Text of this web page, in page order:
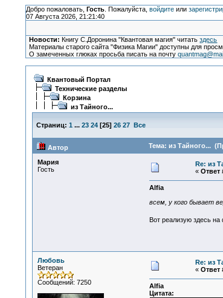
Добро пожаловать, Гость. Пожалуйста, войдитеили
07 Августа 2026, 21:21:40
Новости: Книгу С.Доронина "Квантовая магия" читатьздесь
Материалы старого сайта "Физика Магии" доступны для
О замеченных глюках просьба писать на почту
Квантовый Портал
Технические разделы
Корзина
из Тайного...
Страниц: 1 ... 23 24[25] 26 27 Все
Автор Тема: из Тайного...
Мария
Гость
Re: из
« Ответ
Alfia
всем, у кого бывает
Вот реализую здесь
Любовь
Ветеран
Сообщений: 7250
Re: из
« Ответ
Alfia
Цитата: